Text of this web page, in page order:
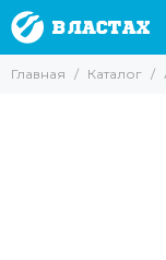
Аксессуары
Главная Каталог